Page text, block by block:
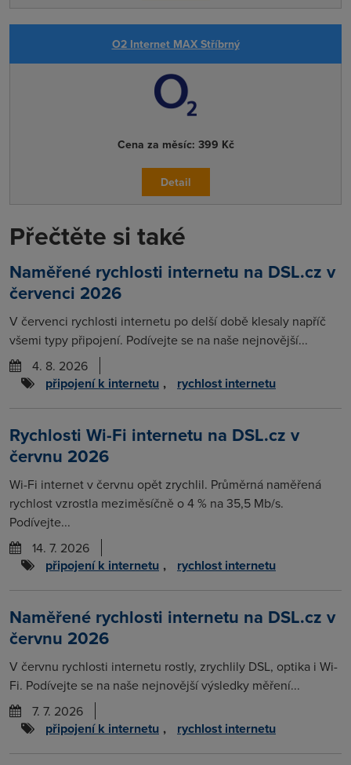
O2 Internet MAX Stříbrný
Cena za měsíc: 399 Kč
Detail
Přečtěte si také
Naměřené rychlosti internetu na DSL.cz v
červenci 2026
V červenci rychlosti internetu po delší době klesaly napříč
všemi typy připojení. Podívejte se na naše nejnovější...
4. 8. 2026
připojení k internetu , rychlost internetu
Rychlosti Wi-Fi internetu na DSL.cz v
červnu 2026
Wi-Fi internet v červnu opět zrychlil. Průměrná naměřená
rychlost vzrostla meziměsíčně o 4 % na 35,5 Mb/s.
Podívejte...
14. 7. 2026
připojení k internetu , rychlost internetu
Naměřené rychlosti internetu na DSL.cz v
červnu 2026
V červnu rychlosti internetu rostly, zrychlily DSL, optika i Wi-
Fi. Podívejte se na naše nejnovější výsledky měření...
7. 7. 2026
připojení k internetu , rychlost internetu